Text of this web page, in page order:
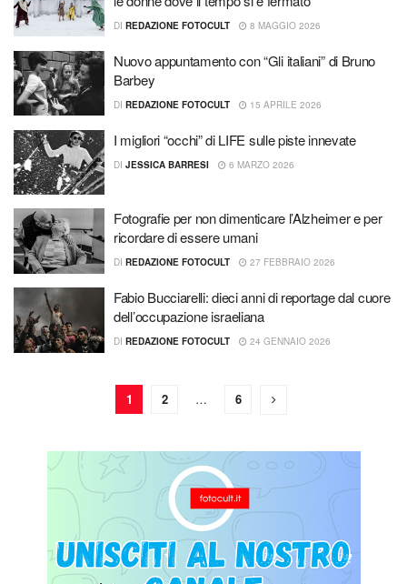
DI REDAZIONE FOTOCULT 8 MAGGIO 2026
Nuovo appuntamento con “Gli italiani” di Bruno
Barbey
DI REDAZIONE FOTOCULT 15 APRILE 2026
I migliori “occhi” di LIFE sulle piste innevate
DI JESSICA BARRESI 6 MARZO 2026
Fotografie per non dimenticare l’Alzheimer e per
ricordare di essere umani
DI REDAZIONE FOTOCULT 27 FEBBRAIO 2026
Fabio Bucciarelli: dieci anni di reportage dal cuore
dell’occupazione israeliana
DI REDAZIONE FOTOCULT 24 GENNAIO 2026
1 2 … 6